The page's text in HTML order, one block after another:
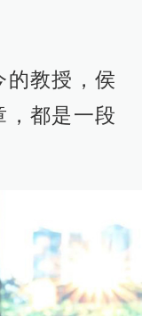
的教授，侯
，都是一段